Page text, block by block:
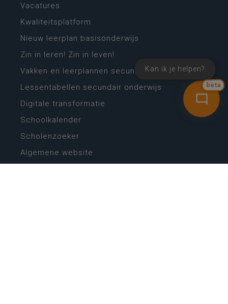
bèta
Kan ik je helpen?
Vacatures
Kwaliteitsplatform
Nieuw leerplan basisonderwijs
Zin in leren! Zin in leven!
Vakken en leerplannen secundair onderwijs
Lessentabellen secundair onderwijs
Digitale transformatie
Schoolkalender
Scholenzoeker
Algemene website